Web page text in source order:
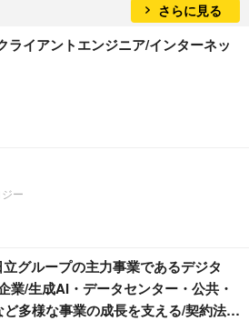
さらに見る
ライアントエンジニア/インターネッ
ー
グループの主力事業であるデジタ
業/生成AI・データセンター・公共・
多様な事業の成長を支える/契約法務